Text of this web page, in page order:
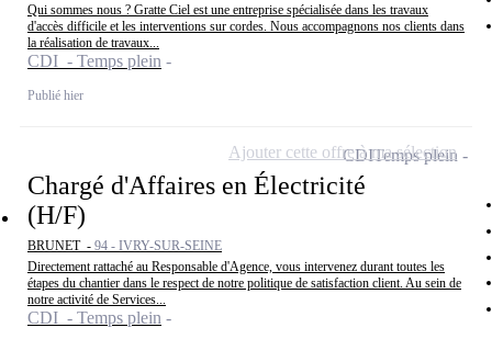
Qui sommes nous ? Gratte Ciel est une entreprise spécialisée dans les travaux
d'accès difficile et les interventions sur cordes. Nous accompagnons nos clients dans
la réalisation de travaux...
CDI - Temps plein
Publié hier
Chargé d'Affaires en Électricité
(H/F)
BRUNET - 94 - IVRY-SUR-SEINE
Directement rattaché au Responsable d'Agence, vous intervenez durant toutes les
étapes du chantier dans le respect de notre politique de satisfaction client. Au sein de
notre activité de Services...
CDI - Temps plein
CDITemps plein
Ajouter cette offre à ma sélection